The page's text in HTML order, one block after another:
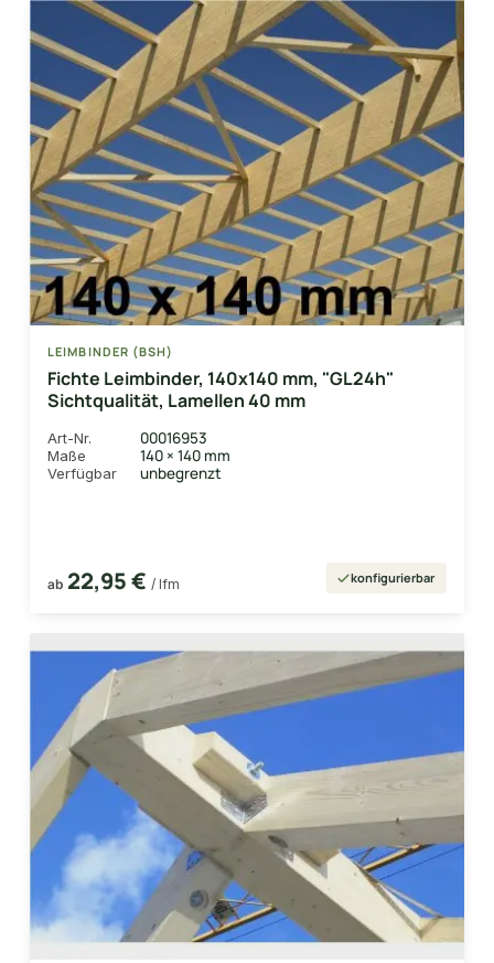
LEIMBINDER (BSH)
Fichte Leimbinder, 140x140 mm, "GL24h"
Sichtqualität, Lamellen 40 mm
Art-Nr. 00016953
Maße 140 × 140 mm
Verfügbar unbegrenzt
ab 22,95 € / lfm konfigurierbar